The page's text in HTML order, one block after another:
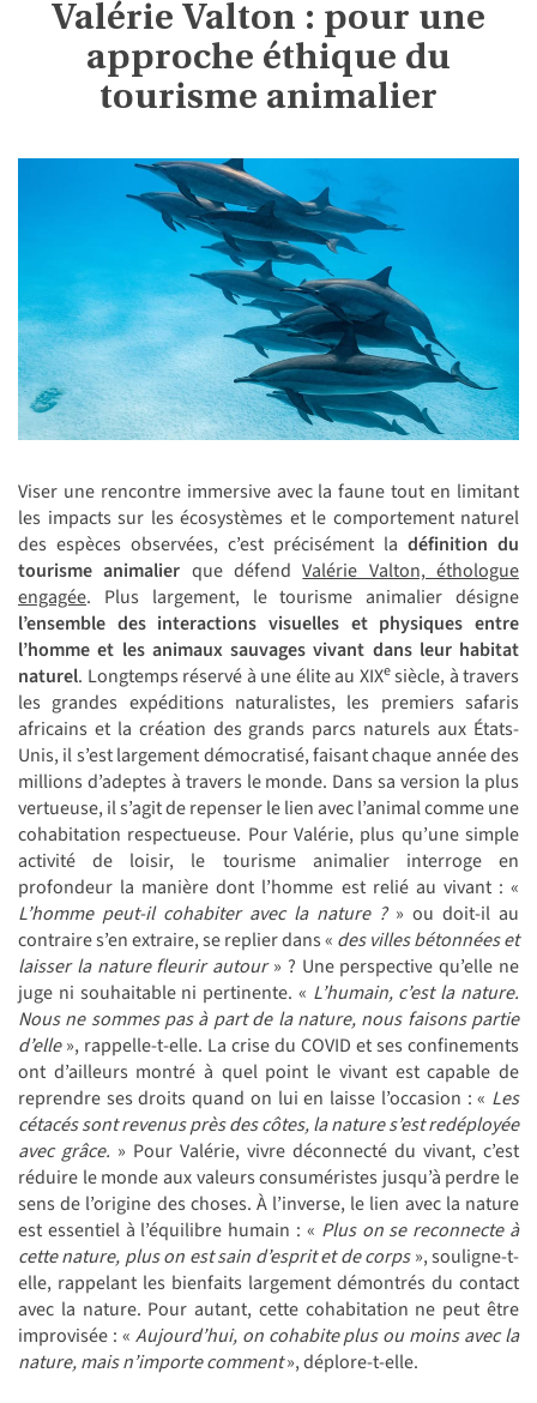
Valérie Valton : pour une
approche éthique du
tourisme animalier
Viser une rencontre immersive avec la faune tout en limitant
les impacts sur les écosystèmes et le comportement naturel
des espèces observées, c’est précisément la définition du
tourisme animalier que défendValérie Valton, éthologue
engagée. Plus largement, le tourisme animalier désigne
l’ensemble des interactions visuelles et physiques entre
l’homme et les animaux sauvages vivant dans leur habitat
naturel. Longtemps réservé à une élite au XIXesiècle, à travers
les grandes expéditions naturalistes, les premiers safaris
africains et la création des grands parcs naturels aux États-
Unis, il s’est largement démocratisé, faisant chaque année des
millions d’adeptes à travers le monde. Dans sa version la plus
vertueuse, il s’agit de repenser le lien avec l’animal comme une
cohabitation respectueuse. Pour Valérie, plus qu’une simple
activité de loisir, le tourisme animalier interroge en
profondeur la manière dont l’homme est relié au vivant : «
L’homme peut-il cohabiter avec la nature ?» ou doit-il au
contraire s’en extraire, se replier dans « des villes bétonnées et
laisser la nature fleurir autour» ? Une perspective qu’elle ne
juge ni souhaitable ni pertinente. « L’humain, c’est la nature.
Nous ne sommes pas à part de la nature, nous faisons partie
d’elle», rappelle-t-elle. La crise du COVID et ses confinements
ont d’ailleurs montré à quel point le vivant est capable de
reprendre ses droits quand on lui en laisse l’occasion : « Les
cétacés sont revenus près des côtes, la nature s’est redéployée
avec grâce. » Pour Valérie, vivre déconnecté du vivant, c’est
réduire le monde aux valeurs consuméristes jusqu’à perdre le
sens de l’origine des choses. À l’inverse, le lien avec la nature
est essentiel à l’équilibre humain : « Plus on se reconnecte à
cette nature, plus on est sain d’esprit et de corps», souligne-t-
elle, rappelant les bienfaits largement démontrés du contact
avec la nature. Pour autant, cette cohabitation ne peut être
improvisée : « Aujourd’hui, on cohabite plus ou moins avec la
nature, mais n’importe comment», déplore-t-elle.